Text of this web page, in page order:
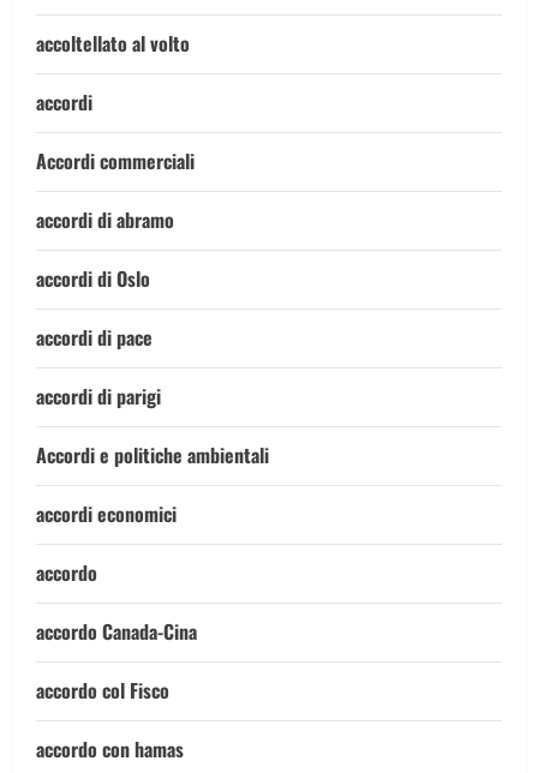
accoltellato al volto
accordi
Accordi commerciali
accordi di abramo
accordi di Oslo
accordi di pace
accordi di parigi
Accordi e politiche ambientali
accordi economici
accordo
accordo Canada-Cina
accordo col Fisco
accordo con hamas